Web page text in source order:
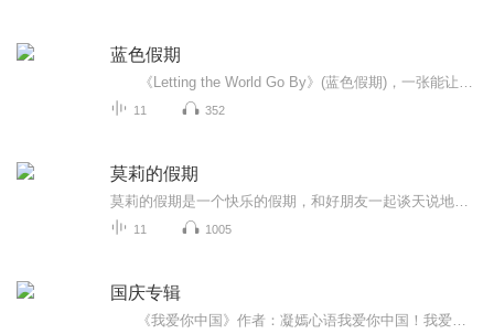
蓝色假期
11 352
莫莉的假期
11 1005
国庆专辑